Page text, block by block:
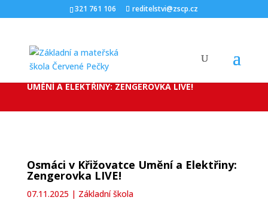
321 761 106 reditelstvi@zscp.cz
ÚVOD ZÁKLADNÍ ŠKOLA
UMĚNÍ A ELEKTŘINY: ZENGEROVKA LIVE!
Osmáci v Křižovatce Umění a Elektřiny:
Zengerovka LIVE!
07.11.2025 | Základní škola